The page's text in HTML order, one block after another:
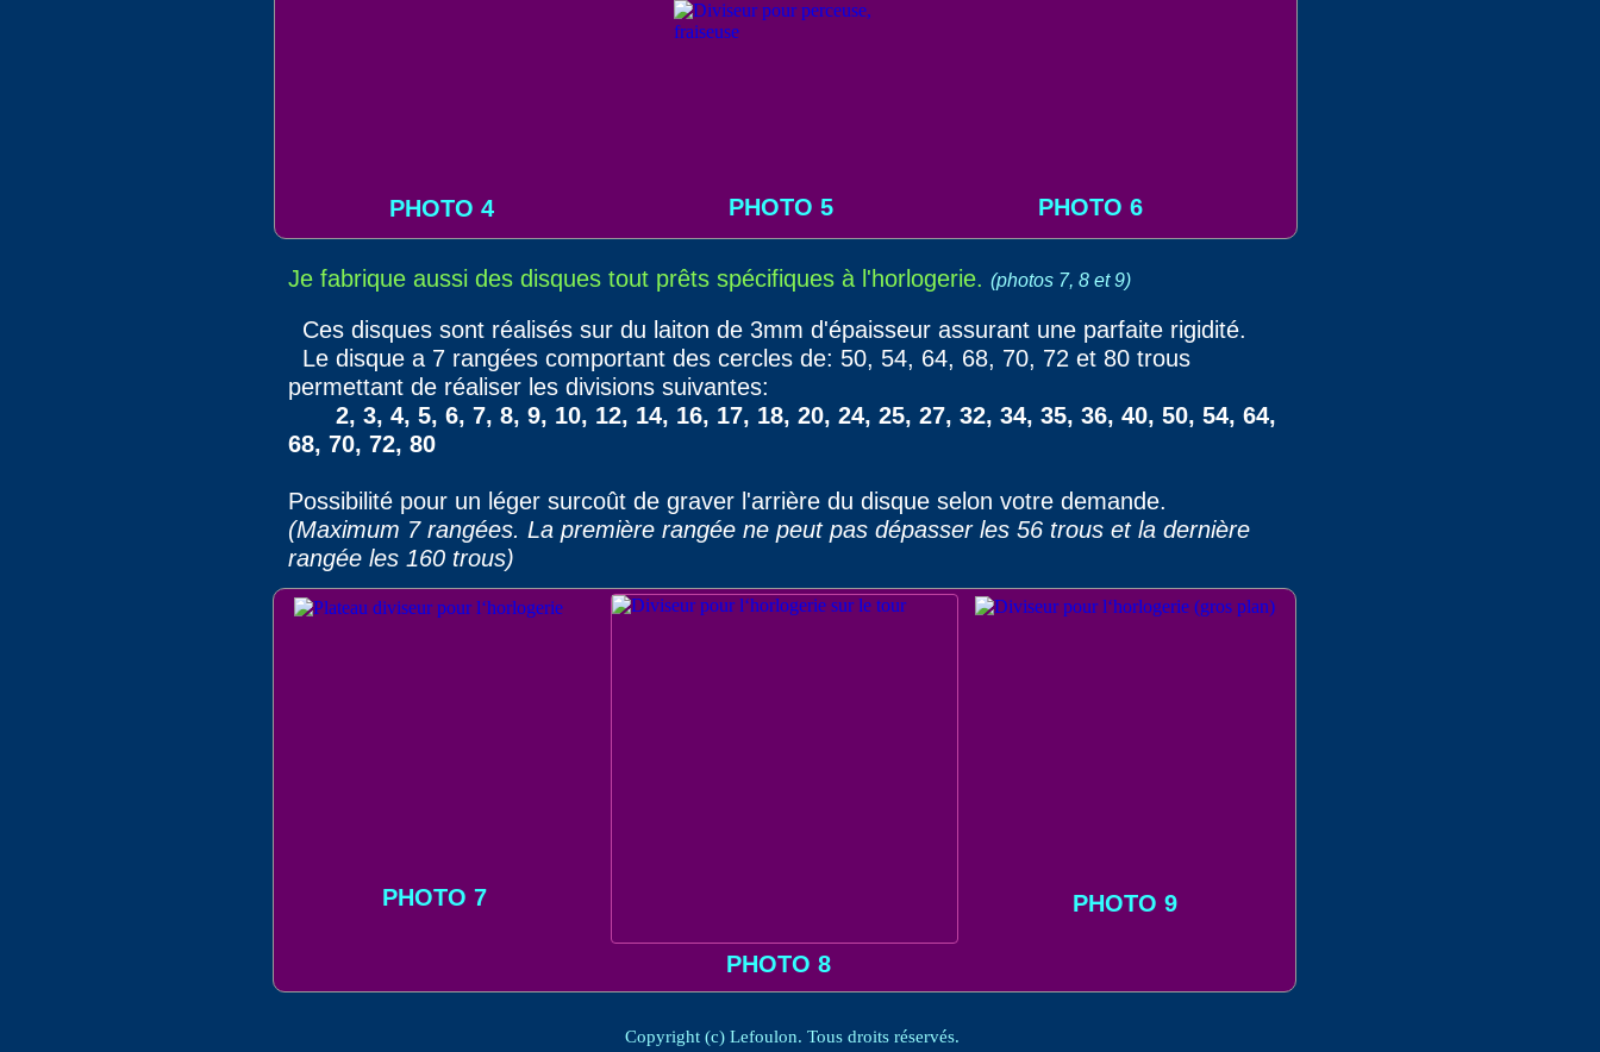
Copyright (c) Lefoulon. Tous droits réservés.
PHOTO 9
PHOTO 8
PHOTO 7
PHOTO 6
Je fabrique aussi des disques tout prêts spécifiques à l'horlogerie. (photos 7, 8 et 9)
Ces disques sont réalisés sur du laiton de 3mm d'épaisseur assurant une parfaite rigidité.
Le disque a 7 rangées comportant des cercles de: 50, 54, 64, 68, 70, 72 et 80 trous
permettant de réaliser les divisions suivantes:
2, 3, 4, 5, 6, 7, 8, 9, 10, 12, 14, 16, 17, 18, 20, 24, 25, 27, 32, 34, 35, 36, 40, 50, 54, 64,
68, 70, 72, 80
Possibilité pour un léger surcoût de graver l'arrière du disque selon votre demande.
(Maximum 7 rangées. La première rangée ne peut pas dépasser les 56 trous et la dernière
rangée les 160 trous)
PHOTO 5
PHOTO 4